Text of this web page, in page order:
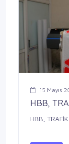
15 Mayıs
HBB,
HBB,